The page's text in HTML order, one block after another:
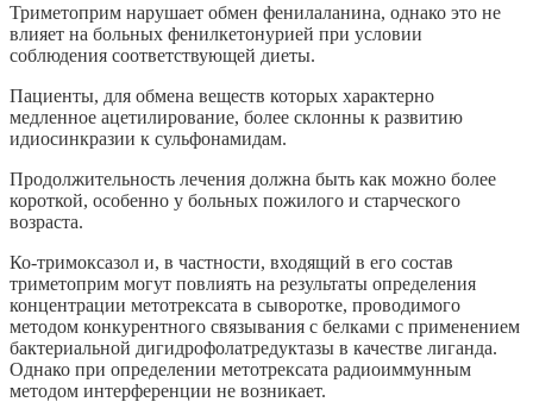
Триметоприм нарушает обмен фенилаланина, однако это не
влияет на больных фенилкетонурией при условии
соблюдения соответствующей диеты.
Пациенты, для обмена веществ которых характерно
медленное ацетилирование, более склонны к развитию
идиосинкразии к сульфонамидам.
Продолжительность лечения должна быть как можно более
короткой, особенно у больных пожилого и старческого
возраста.
Ко-тримоксазол и, в частности, входящий в его состав
триметоприм могут повлиять на результаты определения
концентрации метотрексата в сыворотке, проводимого
методом конкурентного связывания с белками с применением
бактериальной дигидрофолатредуктазы в качестве лиганда.
Однако при определении метотрексата радиоиммунным
методом интерференции не возникает.